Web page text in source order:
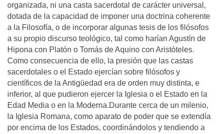
organizada, ni una casta sacerdotal de carácter universal,
dotada de la capacidad de imponer una doctrina coherente
a la Filosofía, o de incorporar algunas tesis de los filósofos
a su propio discurso teológico, tal como harían Agustín de
Hipona con Platón o Tomás de Aquino con Aristóteles.
Como consecuencia de ello, la presión que las castas
sacerdotales o el Estado ejercían sobre filósofos y
científicos de la Antigüedad era de orden muy distinta, e
inferior, al que pudieron ejercer la Iglesia o el Estado en la
Edad Media o en la Moderna.Durante cerca de un milenio,
la Iglesia Romana, como aparato de poder que se extendía
por encima de los Estados, coordinándolos y tendiendo a